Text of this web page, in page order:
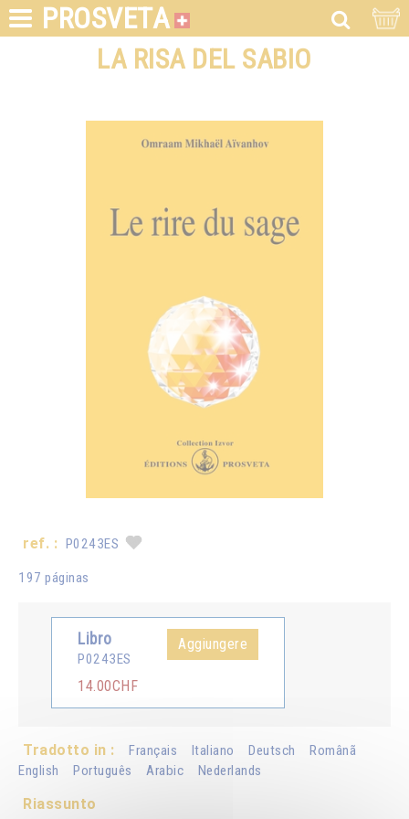
PROSVETA
LA RISA DEL SABIO
ref. : P0243ES
197 páginas
Libro
P0243ES
14.00CHF
Aggiungere
Tradotto in : Français Italiano Deutsch
Românã
English
Português Arabic Nederlands
Riassunto